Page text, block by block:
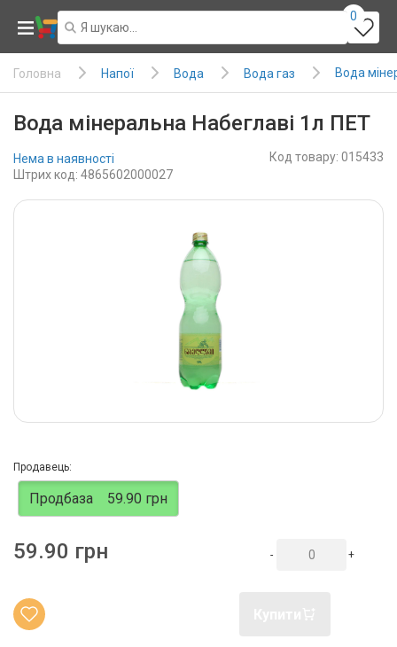
0
Головна Напої Вода Вода газ Вода
Вода мінеральна Набеглаві 1л ПЕТ
Нема в наявності
Код товару: 015433
Штрих код: 4865602000027
Продавець:
Продбаза 59.90 грн
59.90 грн - +